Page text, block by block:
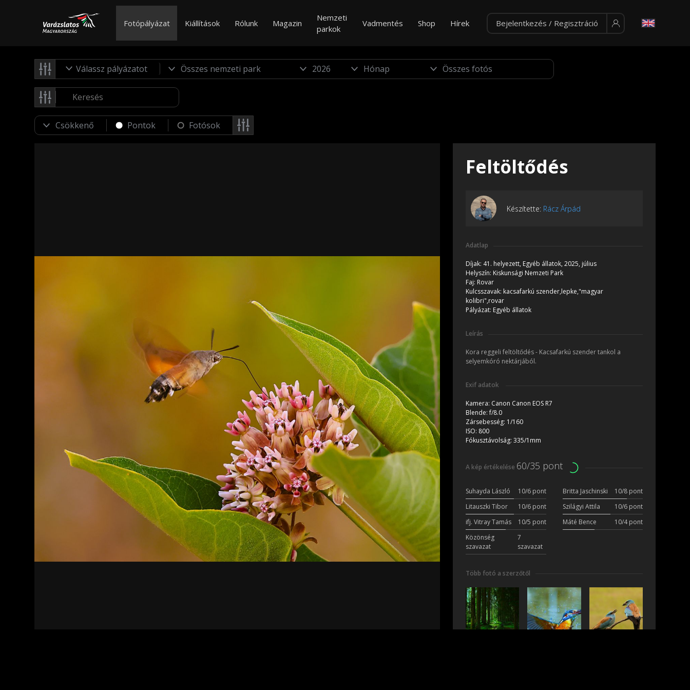
Fotópályázat Kiállítások Rólunk Magazin
Nemzeti
parkok
Vadmentés Shop Hírek Bejelentkezés / Regisztráció
Válassz pályázatot
Pontok Fotósok
Feltöltődés
Készítette: Rácz Árpád
Adatlap
Díjak: 41. helyezett, Egyéb állatok, 2025, július
Helyszín: Kiskunsági Nemzeti Park
Faj: Rovar
Kulcsszavak: kacsafarkú szender,lepke,"magyar
kolibri",rovar
Pályázat: Egyéb állatok
Leírás
Kora reggeli feltöltődés - Kacsafarkú szender tankol a
selyemkóró nektárjából.
Exif adatok
Kamera: Canon Canon EOS R7
Blende:f/8.0
Zársebesség: 1/160
ISO: 800
Fókusztávolság: 335/1mm
A kép értékelése 60/35 pont
Suhayda László 10/6 pont Britta Jaschinski
10/8 pont
Litauszki Tibor
10/6 pont Szilágyi Attila
10/6 pont
ifj. Vitray Tamás
10/5 pont Máté Bence
10/4 pont
Közönség
szavazat
7
szavazat
Több fotó a szerzőtől